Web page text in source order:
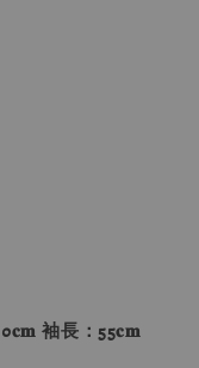
袖長：55𝐜𝐦